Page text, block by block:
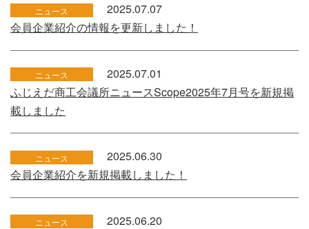
ニュース
2025.07.07
会員企業紹介の情報を更新しました！
ニュース
2025.07.01
ふじえだ商工会議所ニュースScope2025年7月号を新規掲
載しました
ニュース
2025.06.30
会員企業紹介を新規掲載しました！
ニュース
2025.06.20